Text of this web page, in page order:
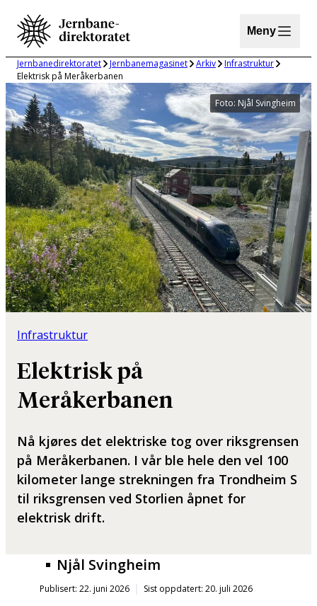
Hopp
innhold
Meny
Jernbanedirektoratet Jernbanemagasinet Arkiv
Infrastruktur
Elektrisk på Meråkerbanen
Infrastruktur
Elektrisk på
Meråkerbanen
Nå kjøres det elektriske tog over riksgrensen
på Meråkerbanen. I vår ble hele den vel 100
kilometer lange strekningen fra Trondheim S
til riksgrensen ved Storlien åpnet for
elektrisk drift.
Foto: Njål Svingheim
Njål Svingheim
Publisert: 22. juni 2026 Sist oppdatert: 20. juli 2026